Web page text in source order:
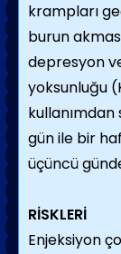
krampları
burun
depresyon
yoksunluğu
gün ile bir
üçüncü
RİSKLERİ
Enjeksiyon